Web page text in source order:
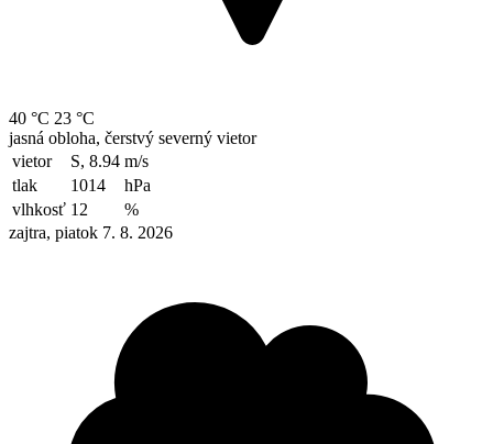
40 °C 23 °C
jasná obloha, čerstvý severný vietor
vietor
S, 8.94 m/s
tlak
1014
hPa
vlhkosť 12
%
zajtra, piatok 7. 8. 2026